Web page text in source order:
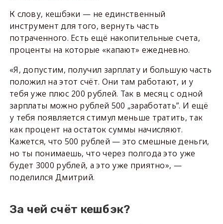
К слову, кешбэки — не единственный
инструмент для того, вернуть часть
потраченного. Есть ещё накопительные счета,
проценты на которые «капают» ежедневно.
«Я, допустим, получил зарплату и большую часть
положил на этот счёт. Они там работают, и у
тебя уже плюс 200 рублей. Так в месяц с одной
зарплаты можно рублей 500 „заработать”. И ещё
у тебя появляется стимул меньше тратить, так
как процент на остаток суммы начисляют.
Кажется, что 500 рублей — это смешные деньги,
но ты понимаешь, что через полгода это уже
будет 3000 рублей, а это уже приятно», —
поделился Дмитрий.
За чей счёт кешбэк?